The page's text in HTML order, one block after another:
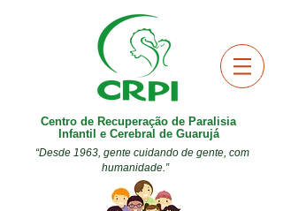
Centro de Recuperação de Paralisia
Infantil e Cerebral de Guarujá
“Desde 1963, gente cuidando de gente, com
humanidade.”